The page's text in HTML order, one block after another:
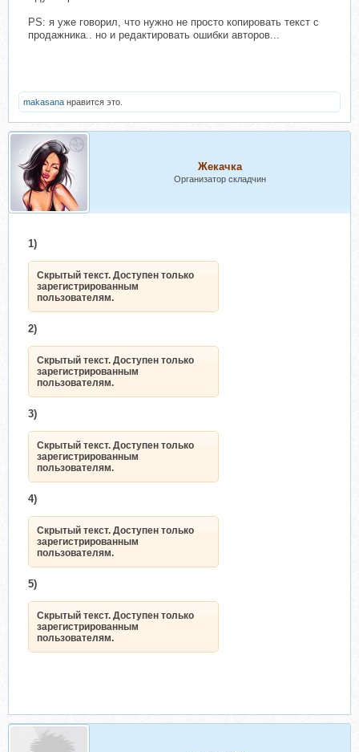
PS: я уже говорил, что нужно не просто копировать текст с
продажника.. но и редактировать ошибки авторов...
makasana нравится это.
Жекачка
Организатор складчин
1)
Скрытый текст. Доступен только
зарегистрированным
пользователям.
2)
Скрытый текст. Доступен только
зарегистрированным
пользователям.
3)
Скрытый текст. Доступен только
зарегистрированным
пользователям.
4)
Скрытый текст. Доступен только
зарегистрированным
пользователям.
5)
Скрытый текст. Доступен только
зарегистрированным
пользователям.